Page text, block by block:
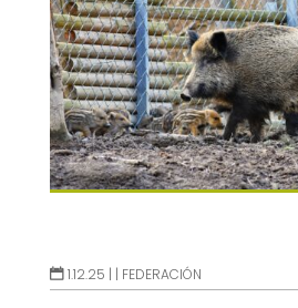
1.12.25 | | FEDERACIÓN